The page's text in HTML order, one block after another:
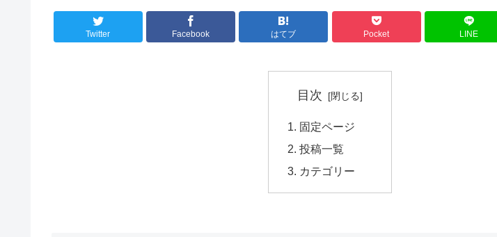
Twitter Facebook はてブ Pocket LINE
目次
固定ページ
投稿一覧
カテゴリー